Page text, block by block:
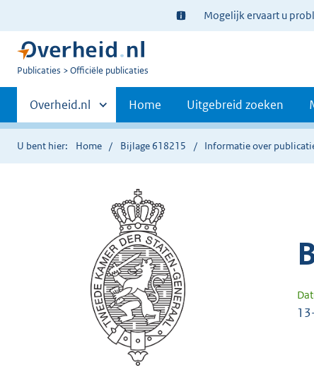
Ter
informatie:
Mogelijk ervaart u
U
Publicaties Officiële publicaties
Primaire
navigatie
Andere
sites
binnen
Overheid.nl Home Uitgebreid zoeken
U bent hier: Home Bijlage 618215 Informatie over